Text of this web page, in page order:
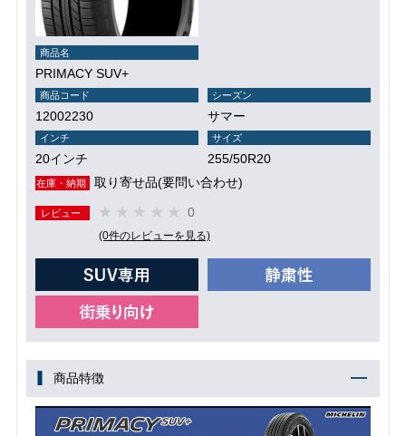
商品名
PRIMACY SUV+
商品コード
12002230
シーズン
サマー
インチ
20インチ
サイズ
255/50R20
在庫・納期 取り寄せ品(要問い合わせ)
レビュー 0
(0件のレビューを見る)
商品特徴